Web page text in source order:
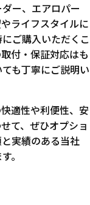
ー、エアロパー
ライフスタイルに
ご購入いただくこ
付・保証対応はも
も丁寧にご説明い
適性や利便性、安
て、ぜひオプショ
実績のある当社
。